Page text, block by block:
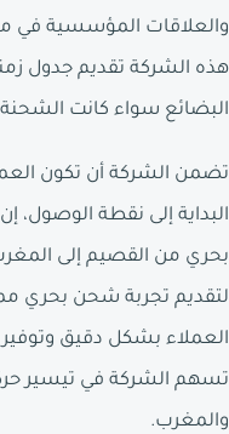
والعلاقات المؤسسية في
هذه الشركة تقديم جدول
البضائع سواء كانت الشحنة
تضمن الشركة أن تكون
البداية إلى نقطة
بحري من القصيم إلى
لتقديم تجربة شحن بحري
العملاء بشكل دقيق
تسهم الشركة في تيسير
والمغرب.